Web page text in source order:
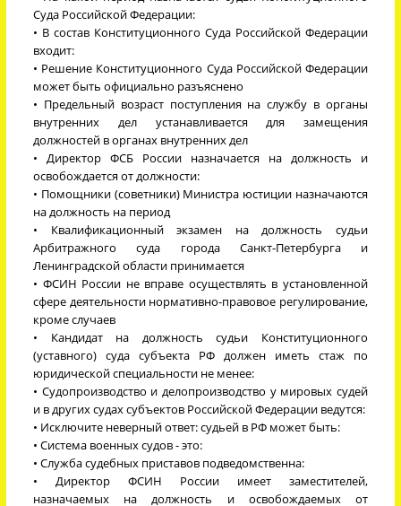
Суда Российской Федерации:
• В состав Конституционного Суда Российской Федерации
входит:
• Решение Конституционного Суда Российской Федерации
может быть официально разъяснено
• Предельный возраст поступления на службу в органы
внутренних дел устанавливается для замещения
должностей в органах внутренних дел
• Директор ФСБ России назначается на должность и
освобождается от должности:
• Помощники (советники) Министра юстиции назначаются
на должность на период
• Квалификационный экзамен на должность судьи
Арбитражного суда города Санкт-Петербурга и
Ленинградской области принимается
• ФСИН России не вправе осуществлять в установленной
сфере деятельности нормативно-правовое регулирование,
кроме случаев
• Кандидат на должность судьи Конституционного
(уставного) суда субъекта РФ должен иметь стаж по
юридической специальности не менее:
• Судопроизводство и делопроизводство у мировых судей
и в других судах субъектов Российской Федерации ведутся:
• Исключите неверный ответ: судьей в РФ может быть:
• Система военных судов - это:
• Служба судебных приставов подведомственна:
• Директор ФСИН России имеет заместителей,
назначаемых на должность и освобождаемых от